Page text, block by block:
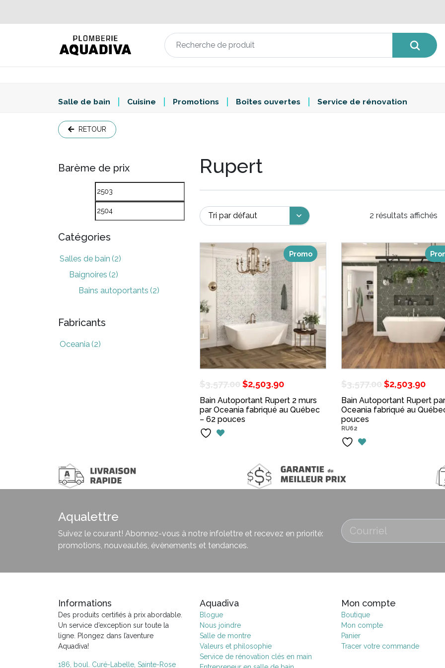
Salle de bain Cuisine Promotions Boîtes ouvertes Service de rénovation
RETOUR
Barème de prix
Catégories
Salles de bain (2)
Baignoires (2)
Bains autoportants (2)
Fabricants
Oceania (2)
Rupert
2 résultats affichés
Promo
$3,577.00 Le
prix
initial
était :
$2,503.90
prix
actuel
Bain Autoportant Rupert 2 murs
par Oceania fabriqué au Québec
– 62 pouces
$3,577.00 Le
prix
initial
$2,503.90
prix
Bain Autoportant Rupert par
Oceania fabriqué au
pouces
RU62
Aqualettre
Suivez le courant! Abonnez-vous à notre infolettre et recevez en priorité:
promotions, nouveautés, évènements et tendances.
Informations
Des produits certifiés à prix abordable.
Un service d’exception sur toute la
ligne. Plongez dans l’aventure
Aquadiva!
186, boul. Curé-Labelle, Sainte-Rose
Aquadiva
Blogue
Nous joindre
Salle de montre
Valeurs et philosophie
Service de rénovation clés en main
Mon compte
Boutique
Mon compte
Panier
Tracer votre commande